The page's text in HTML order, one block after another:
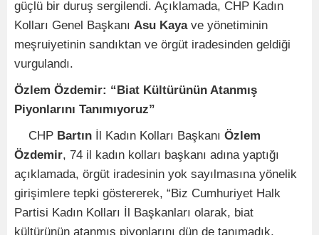
güçlü bir duruş sergilendi. Açıklamada, CHP Kadın
Kolları Genel Başkanı Asu Kayave yönetiminin
meşruiyetinin sandıktan ve örgüt iradesinden geldiği
vurgulandı.
Özlem Özdemir: “Biat Kültürünün Atanmış
Piyonlarını Tanımıyoruz”
CHP Bartın İl Kadın Kolları Başkanı Özlem
Özdemir, 74 il kadın kolları başkanı adına yaptığı
açıklamada, örgüt iradesinin yok sayılmasına yönelik
girişimlere tepki göstererek, “Biz Cumhuriyet Halk
Partisi Kadın Kolları İl Başkanları olarak, biat
kültürünün atanmış piyonlarını dün de tanımadık,